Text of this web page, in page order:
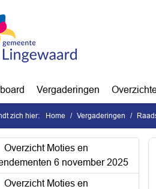
deze pagina
Vergaderingen
zich hier: Home Vergaderingen
Overzicht Moties en
6 november 2025
Overzicht Moties en